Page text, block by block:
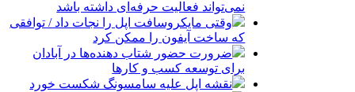
نمی‌تواند فعالیت حرفه‌ای داشته باشد
وقتی مایکروسافت اپل را نجات داد / توافقی
که ساخت آیفون را ممکن کرد
ضرورت حضور شتاب ‌دهنده‌ها در آبادان
برای توسعه کسب‌ و کارها
نقشه اپل علیه سامسونگ شکست خورد